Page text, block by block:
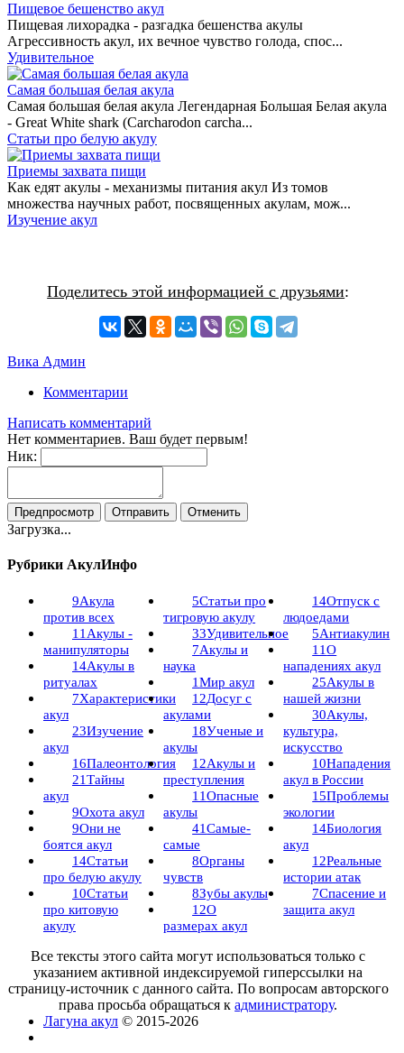
Пищевое бешенство акул
Пищевая лихорадка - разгадка бешенства акулы
Агрессивность акул, их вечное чувство голода, спос...
Удивительное
Самая большая белая акула
Самая большая белая акула Легендарная Большая Белая акула
- Great White shark (Carcharodon carcha...
Статьи про белую акулу
Приемы захвата пищи
Как едят акулы - механизмы питания акул Из томов
множества научных работ, посвященных акулам, мож...
Изучение акул
Поделитесь этой информацией с друзьями:
Вика Админ
Комментарии
Написать комментарий
Нет комментариев. Ваш будет первым!
Ник:
Загрузка...
Рубрики АкулИнфо
9Акула
против всех
11 Акулы -
манипуляторы
14Акулы в
ритуалах
7Характеристики
акул
23Изучение
акул
16Палеонтология
21Тайны
акул
9Охота акул
9Они не
боятся акул
14Статьи
про белую акулу
10Статьи
про китовую
акулу
5Статьи про
тигровую акулу
33Удивительное
7Акулы и
наука
1Мир акул
12Досуг с
акулами
18Ученые и
акулы
12Акулы и
преступления
11Опасные
акулы
41Самые-
самые
8Органы
чувств
8Зубы акулы
12О
размерах акул
14Отпуск с
людоедами
5Антиакулин
11О
нападениях акул
25Акулы в
нашей жизни
30Акулы,
культура,
искусство
10Нападения
акул в России
15Проблемы
экологии
14Биология
акул
12Реальные
истории атак
7Спасение и
защита акул
Все тексты этого сайта могут использоваться только с
указанием активной индексируемой гиперссылки на
страницу-источник с данного сайта. По вопросам авторского
права просьба обращаться кадминистратору.
Лагуна акул © 2015-2026